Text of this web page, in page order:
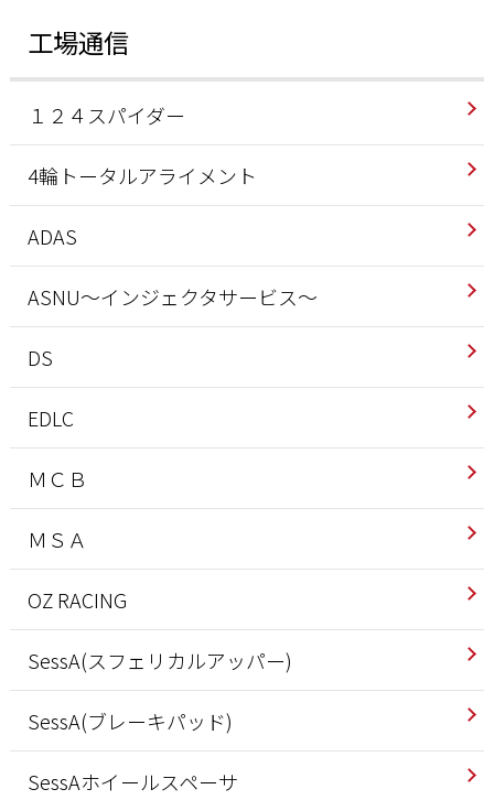
工場通信
１２４スパイダー
4輪トータルアライメント
ADAS
ASNU～インジェクタサービス～
DS
EDLC
ＭＣＢ
ＭＳＡ
OZ RACING
SessA(スフェリカルアッパー)
SessA(ブレーキパッド)
SessAホイールスペーサ